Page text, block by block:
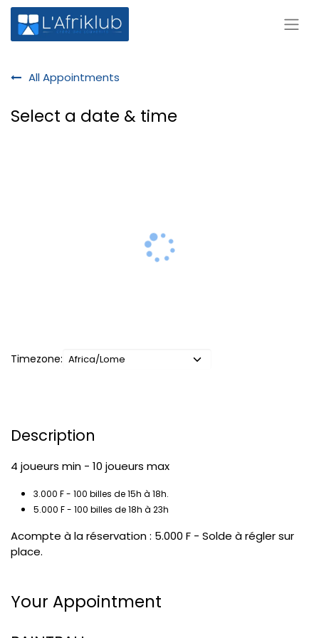
All Appointments
Select a date & time
Timezone:
Description
4 joueurs min - 10 joueurs max
3.000 F - 100 billes de 15h à 18h.
5.000 F - 100 billes de 18h à 23h
Acompte à la réservation : 5.000 F - Solde à régler sur
place.
Your Appointment